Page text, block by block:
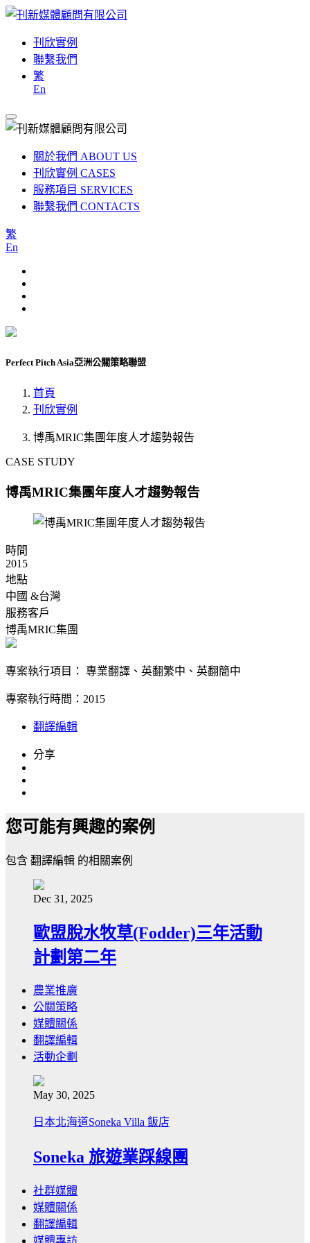
刊欣實例
聯繫我們
繁
En
關於我們 ABOUT US
刊欣實例 CASES
服務項目 SERVICES
聯繫我們 CONTACTS
繁
En
Perfect Pitch Asia亞洲公關策略聯盟
首頁
刊欣實例
博禹MRIC集團年度人才趨勢報告
CASE STUDY
博禹MRIC集團年度人才趨勢報告
時間
2015
地點
中國 &台灣
服務客戶
博禹MRIC集團
專案執行項目： 專業翻譯、英翻繁中、英翻簡中
專案執行時間：2015
翻譯編輯
分享
您可能有興趣的案例
包含 翻譯編輯 的相關案例
Dec 31, 2025
歐盟脫水牧草(Fodder)三年活動
計劃第二年
農業推廣
公關策略
媒體關係
翻譯編輯
活動企劃
May 30, 2025
日本北海道Soneka Villa 飯店
Soneka 旅遊業踩線團
社群媒體
媒體關係
翻譯編輯